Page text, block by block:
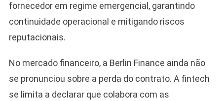
fornecedor em regime emergencial, garantindo
continuidade operacional e mitigando riscos
reputacionais.
No mercado financeiro, a Berlin Finance ainda não
se pronunciou sobre a perda do contrato. A fintech
se limita a declarar que colabora com as